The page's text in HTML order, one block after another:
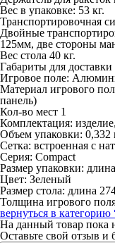
Вес в упаковке: 53 кг.
Транспортировочная
Двойные
125мм, две стороны
Вес стола 40 кг.
Габариты для
Игровое поле:
Материал игрового
панель)
Кол-во мест 1
Комплектация:
Объем упаковки: 0,332
Сетка: встроенная с
Серия: Compact
Размер упаковки:
Цвет: Зеленый
Размер стола: длина
Толщина игрового
вернуться в категорию
На данный товар пока
Оставьте свой отзыв и